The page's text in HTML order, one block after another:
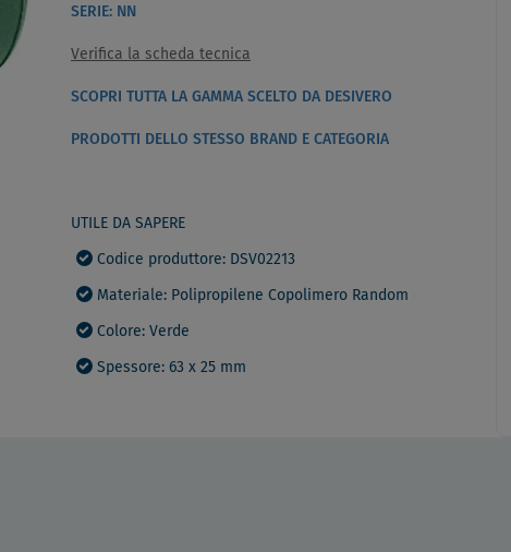
SERIE: NN
Verifica la scheda tecnica
SCOPRI TUTTA LA GAMMA SCELTO DA DESIVERO
PRODOTTI DELLO STESSO BRAND E CATEGORIA
UTILE DA SAPERE
Codice produttore: DSV02213
Materiale: Polipropilene Copolimero Random
Colore: Verde
Spessore: 63 x 25 mm